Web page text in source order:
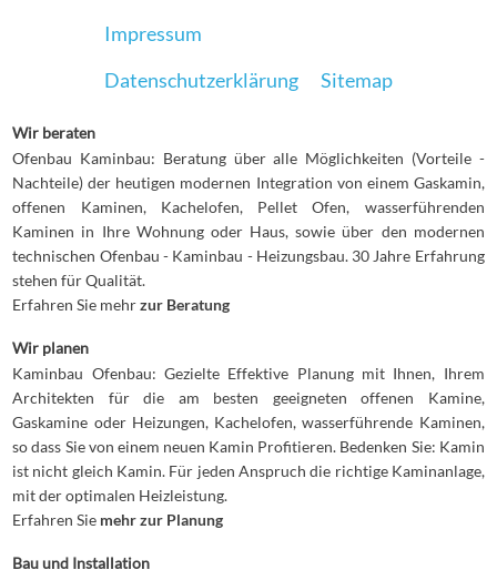
Impressum
Datenschutzerklärung
Sitemap
Wir beraten
Ofenbau Kaminbau: Beratung über alle Möglichkeiten (Vorteile -
Nachteile) der heutigen modernen Integration von einem Gaskamin,
offenen Kaminen, Kachelofen, Pellet Ofen, wasserführenden
Kaminen in Ihre Wohnung oder Haus, sowie über den modernen
technischen Ofenbau - Kaminbau - Heizungsbau. 30 Jahre Erfahrung
stehen für Qualität.
Erfahren Sie mehrzur Beratung
Wir planen
Kaminbau Ofenbau: Gezielte Effektive Planung mit Ihnen, Ihrem
Architekten für die am besten geeigneten offenen Kamine,
Gaskamine oder Heizungen, Kachelofen, wasserführende Kaminen,
so dass Sie von einem neuen Kamin Profitieren. Bedenken Sie: Kamin
ist nicht gleich Kamin. Für jeden Anspruch die richtige Kaminanlage,
mit der optimalen Heizleistung.
Erfahren Sie mehr zur Planung
Bau und Installation